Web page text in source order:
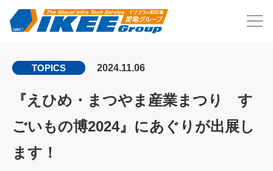
TOPICS 2024.11.06
『えひめ・まつやま産業まつり す
ごいもの博2024』にあぐりが出展し
ます！